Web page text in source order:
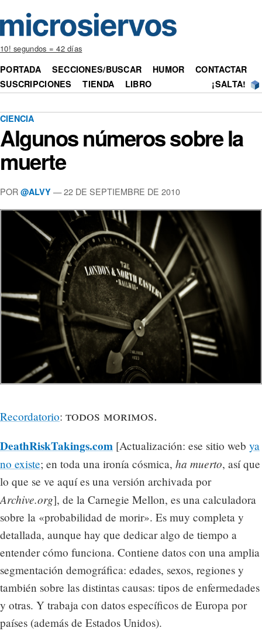
10! segundos = 42 días
PORTADA SECCIONES/BUSCAR HUMOR
CONTACTAR
SUSCRIPCIONES
TIENDA LIBRO ¡SALTA!
CIENCIA
Algunos números sobre la
muerte
POR @ALVY — 22 DE SEPTIEMBRE DE 2010
Recordatorio: todos morimos.
DeathRiskTakings.com [Actualización: ese sitio web ya
no existe; en toda una ironía cósmica, ha muerto, así que
lo que se ve aquí es una versión archivada por
Archive.org], de la Carnegie Mellon, es una calculadora
sobre la «probabilidad de morir». Es muy completa y
detallada, aunque hay que dedicar algo de tiempo a
entender cómo funciona. Contiene datos con una amplia
segmentación demográfica: edades, sexos, regiones y
también sobre las distintas causas: tipos de enfermedades
y otras. Y trabaja con datos específicos de Europa por
países (además de Estados Unidos).